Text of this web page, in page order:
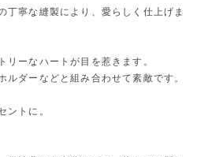
丁寧な縫製により、愛らしく仕上げま
リーなハートが目を惹きます。
ルダーなどと組み合わせて素敵です。
ントに。